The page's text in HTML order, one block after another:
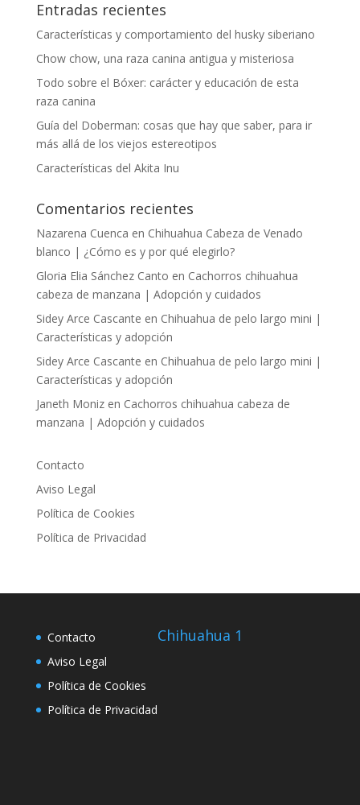
Entradas recientes
Características y comportamiento del husky siberiano
Chow chow, una raza canina antigua y misteriosa
Todo sobre el Bóxer: carácter y educación de esta
raza canina
Guía del Doberman: cosas que hay que saber, para ir
más allá de los viejos estereotipos
Características del Akita Inu
Comentarios recientes
Nazarena Cuenca en Chihuahua Cabeza de Venado
blanco | ¿Cómo es y por qué elegirlo?
Gloria Elia Sánchez Canto en Cachorros chihuahua
cabeza de manzana | Adopción y cuidados
Sidey Arce Cascante en Chihuahua de pelo largo mini |
Características y adopción
Sidey Arce Cascante en Chihuahua de pelo largo mini |
Características y adopción
Janeth Monizen Cachorros chihuahua cabeza de
manzana | Adopción y cuidados
Contacto
Aviso Legal
Política de Cookies
Política de Privacidad
Contacto
Aviso Legal
Política de Cookies
Política de Privacidad
Chihuahua 1